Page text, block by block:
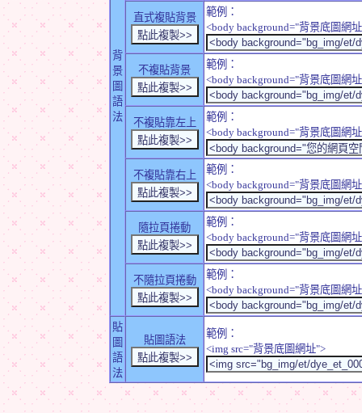
背
景
圖
語
法
直式複貼背景
範例：
<body background="背景底圖網
不複貼背景
範例：
<body background="背景底圖網
不複貼靠左上
範例：
<body background="背景底圖網
不複貼靠右上
範例：
<body background="背景底圖網
隨拉頁捲動
範例：
<body background="背景底圖網
不隨拉頁捲動
範例：
<body background="背景底圖網
貼
圖
語
法
貼圖語法
範例：
<img src="背景底圖網址">